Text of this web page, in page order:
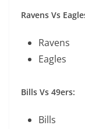
Ravens Vs
Ravens
Eagles
Bills Vs 49ers:
Bills